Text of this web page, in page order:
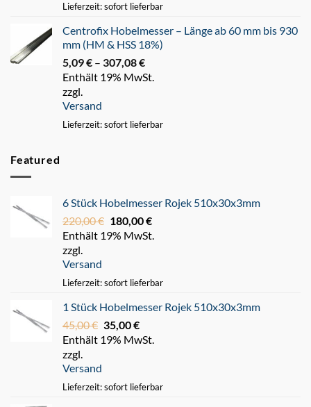
Lieferzeit: sofort lieferbar
Centrofix Hobelmesser – Länge ab 60 mm bis 930
mm (HM & HSS 18%)
5,09€ – 307,08€
5,09 €
Enthält 19% MwSt.
zzgl.
Versand
Lieferzeit: sofort lieferbar
Featured
6 Stück Hobelmesser Rojek 510x30x3mm
220,00€ Ursprünglicher
Preis
180,00€Aktueller
Preis
Enthält 19% MwSt.
zzgl.
Versand
Lieferzeit: sofort lieferbar
1 Stück Hobelmesser Rojek 510x30x3mm
45,00€ Ursprünglicher
Preis
35,00€Aktueller
Preis
Enthält 19% MwSt.
zzgl.
Versand
Lieferzeit: sofort lieferbar